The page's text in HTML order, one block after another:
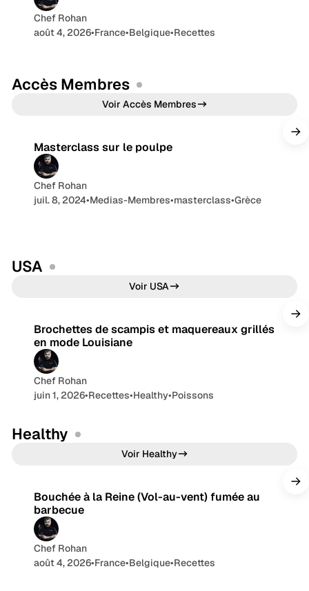
Chef Rohan
août 4, 2026•France•Belgique•Recettes
Accès Membres
Voir Accès Membres 2 min de lecture
Masterclass sur le poulpe
Chef Rohan
juil. 8, 2024•Medias-Membres•masterclass•Grèce
USA
Voir USA
Brochettes de scampis et maquereaux grillés
en mode Louisiane
Chef Rohan
juin 1, 2026•Recettes•Healthy•Poissons
Healthy
Voir Healthy
Bouchée à la Reine (Vol-au-vent) fumée au
barbecue
Chef Rohan
août 4, 2026•France•Belgique•Recettes